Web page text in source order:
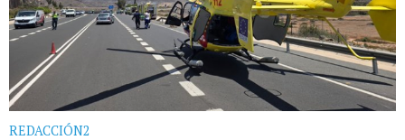
REDACCIÓN2